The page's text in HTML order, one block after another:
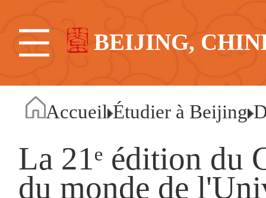
BEIJING,
Accueil Étudier à Beijing
La 21ᵉ édition du
du monde de